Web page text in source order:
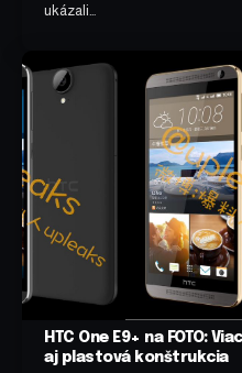
ukázali…
HTC One E9+ na FOTO:
aj plastová konštrukcia